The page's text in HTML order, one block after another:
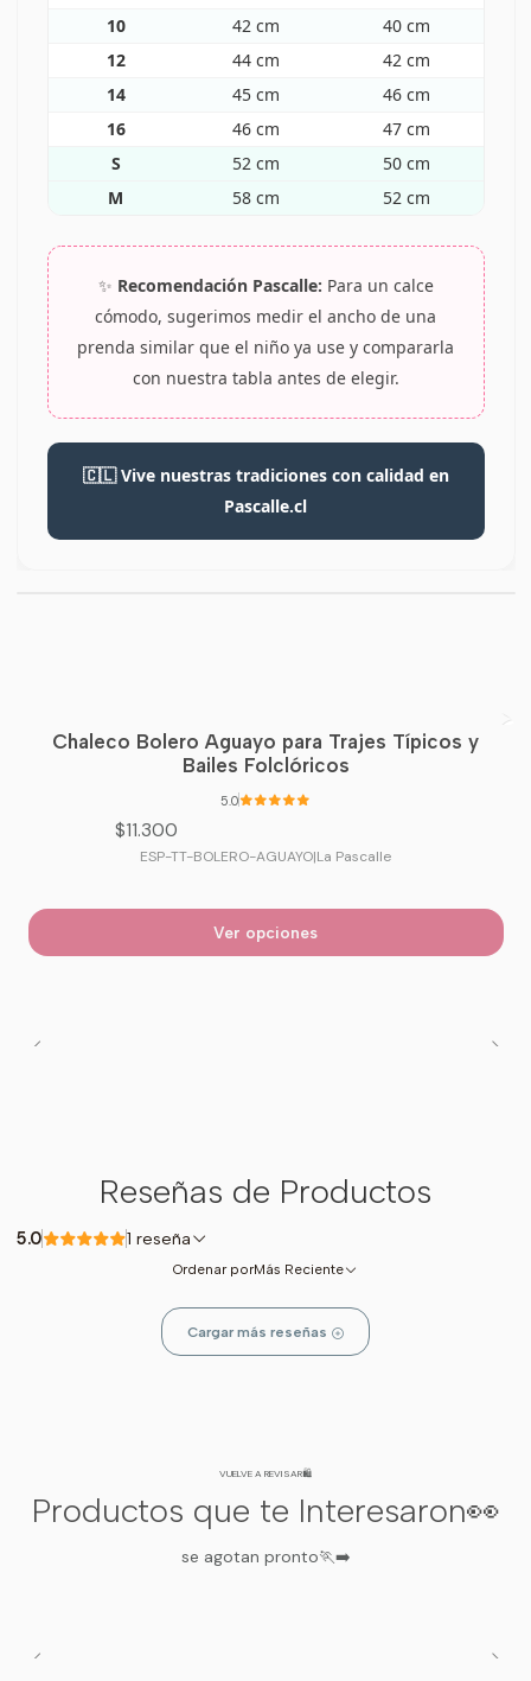
10
42 cm
40 cm
12
44 cm
42 cm
14
45 cm
46 cm
16
46 cm
47 cm
S
52 cm
50 cm
M
58 cm 52 cm
✨ Recomendación Pascalle: Para un calce
cómodo, sugerimos medir el ancho de una
prenda similar que el niño ya use y compararla
con nuestra tabla antes de elegir.
🇨🇱 Vive nuestras tradiciones con calidad en
Pascalle.cl
Chaleco Bolero Aguayo para Trajes Típicos y
Bailes Folclóricos
5.0
$11.300
ESP-TT-BOLERO-AGUAYO|La Pascalle
Ver opciones
Reseñas de Productos
5.0 1 reseña
Ordenar porMás Reciente
Cargar más reseñas
VUELVE A REVISAR🛍️
Productos que te Interesaron👀
se agotan pronto🏃‍➡️